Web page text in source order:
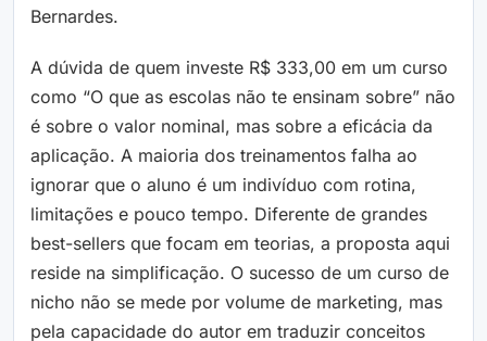
Bernardes.
A dúvida de quem investe R$ 333,00 em um curso
como “O que as escolas não te ensinam sobre” não
é sobre o valor nominal, mas sobre a eficácia da
aplicação. A maioria dos treinamentos falha ao
ignorar que o aluno é um indivíduo com rotina,
limitações e pouco tempo. Diferente de grandes
best-sellers que focam em teorias, a proposta aqui
reside na simplificação. O sucesso de um curso de
nicho não se mede por volume de marketing, mas
pela capacidade do autor em traduzir conceitos